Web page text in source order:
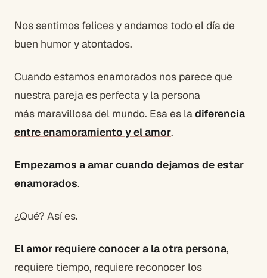
Nos sentimos felices y andamos todo el día de
buen humor y atontados.
Cuando estamos enamorados nos parece que
nuestra pareja es perfecta y la persona
más maravillosa del mundo. Esa es ladiferencia
entre enamoramiento y el amor.
Empezamos a amar cuando dejamos de estar
enamorados.
¿Qué? Así es.
El amor requiere conocer a la otra persona,
requiere tiempo, requiere reconocer los